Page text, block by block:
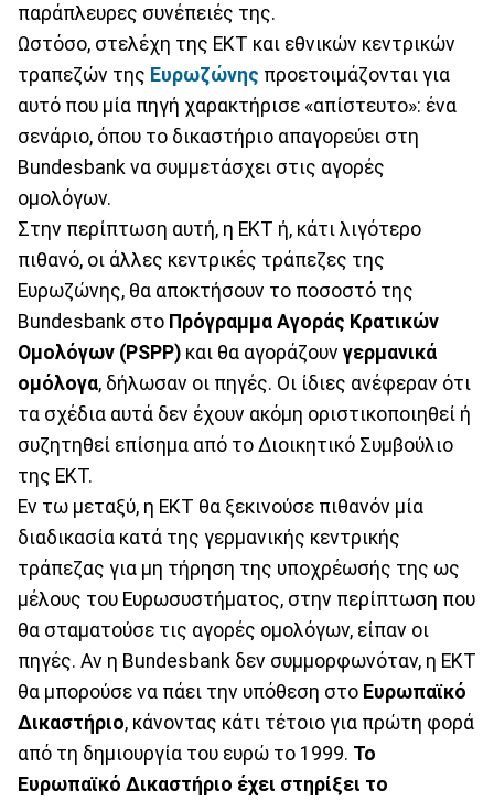
παράπλευρες συνέπειές της.
Ωστόσο, στελέχη της ΕΚΤ και εθνικών κεντρικών
τραπεζών της Ευρωζώνης προετοιμάζονται για
αυτό που μία πηγή χαρακτήρισε «απίστευτο»: ένα
σενάριο, όπου το δικαστήριο απαγορεύει στη
Bundesbank να συμμετάσχει στις αγορές
ομολόγων.
Στην περίπτωση αυτή, η ΕΚΤ ή, κάτι λιγότερο
πιθανό, οι άλλες κεντρικές τράπεζες της
Ευρωζώνης, θα αποκτήσουν το ποσοστό της
Bundesbank στο Πρόγραμμα Αγοράς Κρατικών
Ομολόγων (PSPP) και θα αγοράζουν γερμανικά
ομόλογα, δήλωσαν οι πηγές. Οι ίδιες ανέφεραν ότι
τα σχέδια αυτά δεν έχουν ακόμη οριστικοποιηθεί ή
συζητηθεί επίσημα από το Διοικητικό Συμβούλιο
της ΕΚΤ.
Εν τω μεταξύ, η ΕΚΤ θα ξεκινούσε πιθανόν μία
διαδικασία κατά της γερμανικής κεντρικής
τράπεζας για μη τήρηση της υποχρέωσής της ως
μέλους του Ευρωσυστήματος, στην περίπτωση που
θα σταματούσε τις αγορές ομολόγων, είπαν οι
πηγές. Αν η Bundesbank δεν συμμορφωνόταν, η ΕΚΤ
θα μπορούσε να πάει την υπόθεση στο Ευρωπαϊκό
Δικαστήριο, κάνοντας κάτι τέτοιο για πρώτη φορά
από τη δημιουργία του ευρώ το 1999. Το
Ευρωπαϊκό Δικαστήριο έχει στηρίξει το